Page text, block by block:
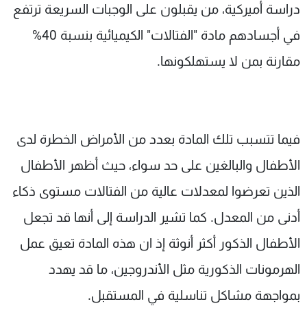
دراسة أميركية، من يقبلون على الوجبات السريعة ترتفع
في أجسادهم مادة "الفتالات" الكيميائية بنسبة 40%
مقارنة بمن لا يستهلكونها.
فيما تتسبب تلك المادة بعدد من الأمراض الخطرة لدى
الأطفال والبالغين على حد سواء، حيث أظهر الأطفال
الذين تعرضوا لمعدلات عالية من الفتالات مستوى ذكاء
أدنى من المعدل. كما تشير الدراسة إلى أنها قد تجعل
الأطفال الذكور أكثر أنوثة إذ ان هذه المادة تعيق عمل
الهرمونات الذكورية مثل الأندروجين، ما قد يهدد
بمواجهة مشاكل تناسلية في المستقبل.